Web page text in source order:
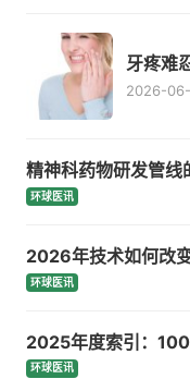
牙疼难
2026-
精神科药物研发管线
环球医讯
2026年技术如何改
环球医讯
2025年度索引：
环球医讯